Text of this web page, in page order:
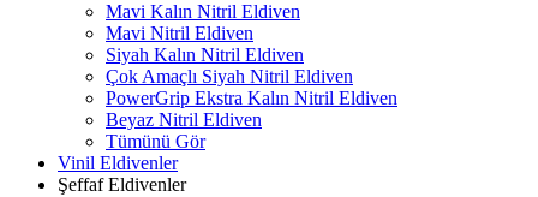
Mavi Kalın Nitril Eldiven
Mavi Nitril Eldiven
Siyah Kalın Nitril Eldiven
Çok Amaçlı Siyah Nitril Eldiven
PowerGrip Ekstra Kalın Nitril Eldiven
Beyaz Nitril Eldiven
Tümünü Gör
Vinil Eldivenler
Şeffaf Eldivenler